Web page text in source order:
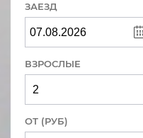
ЗАЕЗД
ВЗРОСЛЫЕ
ОТ (РУБ)